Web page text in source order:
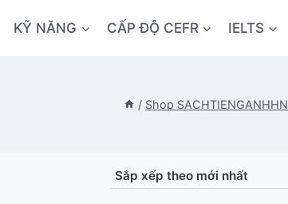
KỸ NĂNG CẤP ĐỘ CEFR IELTS
/ Shop SACHTIENGANHHN